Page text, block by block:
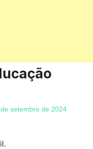
setembro de 2024